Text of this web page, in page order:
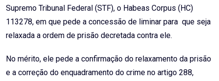
Supremo Tribunal Federal (STF), o Habeas Corpus (HC)
113278, em que pede a concessão de liminar para que seja
relaxada a ordem de prisão decretada contra ele.
No mérito, ele pede a confirmação do relaxamento da prisão
e a correção do enquadramento do crime no artigo 288,